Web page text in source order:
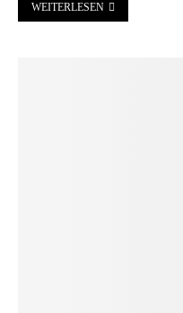
WEITERLESEN